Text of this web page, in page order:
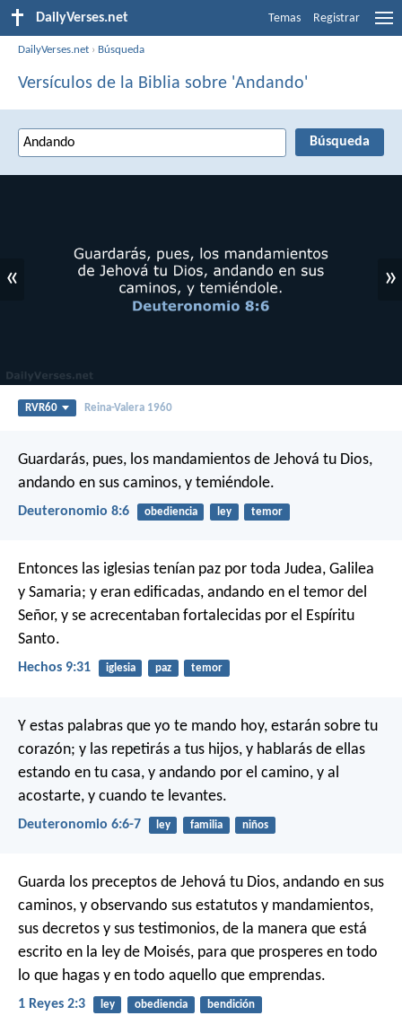
DailyVerses.net Temas Registrar
DailyVerses.net › Búsqueda
Versículos de la Biblia sobre 'Andando'
« »
RVR60 Reina-Valera 1960
Guardarás, pues, los mandamientos de Jehová tu Dios,
andando en sus caminos, y temiéndole.
Deuteronomio 8:6 obediencia ley temor
Entonces las iglesias tenían paz por toda Judea, Galilea
y Samaria; y eran edificadas, andando en el temor del
Señor, y se acrecentaban fortalecidas por el Espíritu
Santo.
Hechos 9:31 iglesia paz temor
Y estas palabras que yo te mando hoy, estarán sobre tu
corazón; y las repetirás a tus hijos, y hablarás de ellas
estando en tu casa, y andando por el camino, y al
acostarte, y cuando te levantes.
Deuteronomio 6:6-7 ley familia niños
Guarda los preceptos de Jehová tu Dios, andando en sus
caminos, y observando sus estatutos y mandamientos,
sus decretos y sus testimonios, de la manera que está
escrito en la ley de Moisés, para que prosperes en todo
lo que hagas y en todo aquello que emprendas.
1 Reyes 2:3 ley obediencia bendición